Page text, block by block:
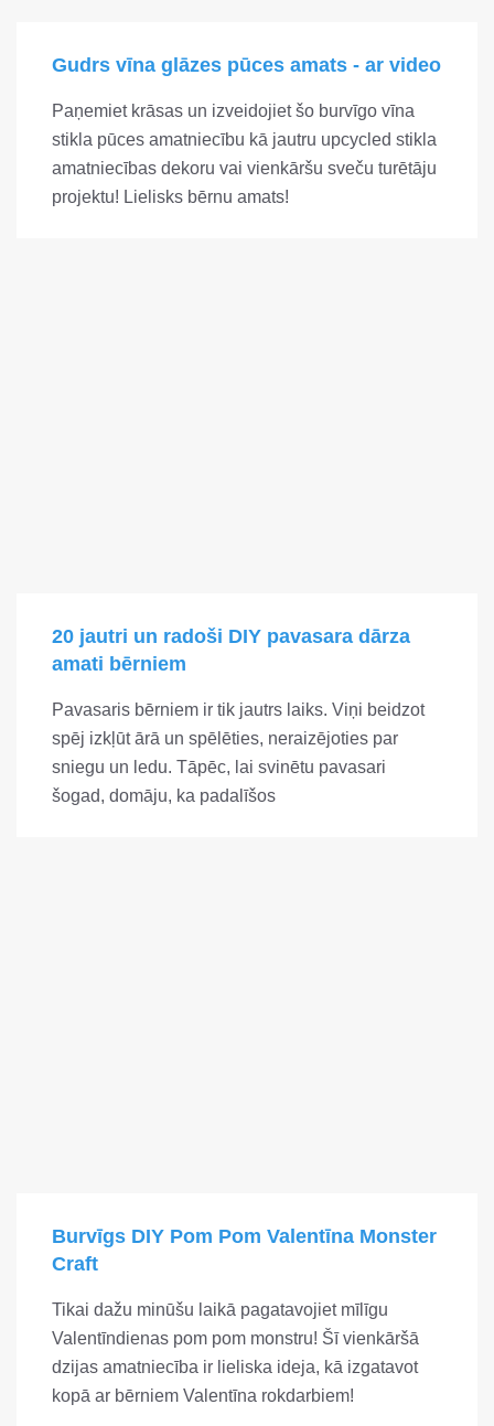
Gudrs vīna glāzes pūces amats - ar video
Paņemiet krāsas un izveidojiet šo burvīgo vīna
stikla pūces amatniecību kā jautru upcycled stikla
amatniecības dekoru vai vienkāršu sveču turētāju
projektu! Lielisks bērnu amats!
20 jautri un radoši DIY pavasara dārza
amati bērniem
Pavasaris bērniem ir tik jautrs laiks. Viņi beidzot
spēj izkļūt ārā un spēlēties, neraizējoties par
sniegu un ledu. Tāpēc, lai svinētu pavasari
šogad, domāju, ka padalīšos
Burvīgs DIY Pom Pom Valentīna Monster
Craft
Tikai dažu minūšu laikā pagatavojiet mīlīgu
Valentīndienas pom pom monstru! Šī vienkāršā
dzijas amatniecība ir lieliska ideja, kā izgatavot
kopā ar bērniem Valentīna rokdarbiem!